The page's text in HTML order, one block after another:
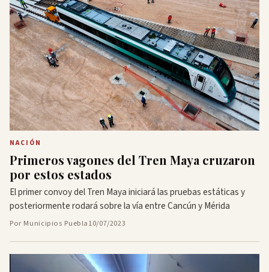
NACIÓN
Primeros vagones del Tren Maya cruzaron
por estos estados
El primer convoy del Tren Maya iniciará las pruebas estáticas y
posteriormente rodará sobre la vía entre Cancún y Mérida
Por Municipios Puebla10/07/2023